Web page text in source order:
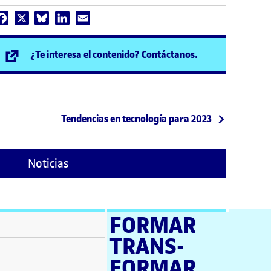
Facebook Bluesky LinkedIn
¿Te interesa el contenido? Contáctanos.
Siguiente publicación
Tendencias en tecnología para 2023
Noticias
FORMAR
TRANS­